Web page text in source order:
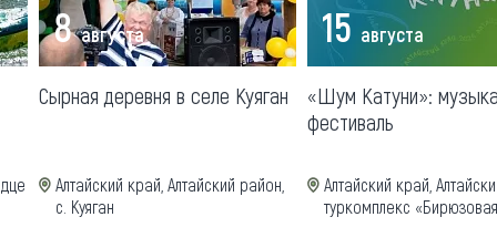
8августа
Сырная деревня в селе Куяган
Алтайский край, Алтайский район,
с. Куяган
15августа
«Шум Катуни»:
фестиваль
Алтайский край,
туркомплекс